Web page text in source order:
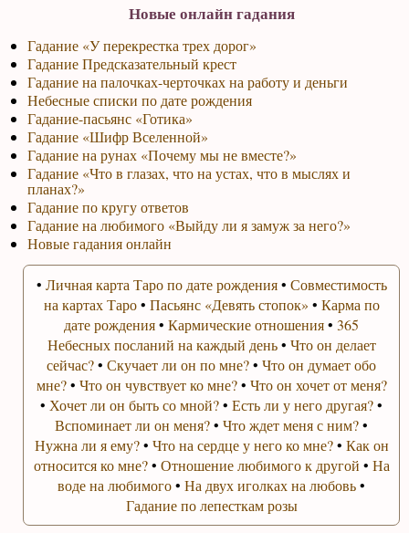
Новые онлайн гадания
Гадание «У перекрестка трех дорог»
Гадание Предсказательный крест
Гадание на палочках-черточках на работу и деньги
Небесные списки по дате рождения
Гадание-пасьянс «Готика»
Гадание «Шифр Вселенной»
Гадание на рунах «Почему мы не вместе?»
Гадание «Что в глазах, что на устах, что в мыслях и
планах?»
Гадание по кругу ответов
Гадание на любимого «Выйду ли я замуж за него?»
Новые гадания онлайн
• Личная карта Таро по дате рождения• Совместимость
на картах Таро• Пасьянс «Девять стопок» • Карма по
дате рождения•Кармические отношения•365
Небесных посланий на каждый день• Что он делает
сейчас?•Скучает ли он по мне?•Что он думает обо
мне?• Что он чувствует ко мне?• Что он хочет от меня?
• Хочет ли он быть со мной?•Есть ли у него другая?•
Вспоминает ли он меня?•Что ждет меня с ним?•
Нужна ли я ему?• Что на сердце у него ко мне?• Как он
относится ко мне?• Отношение любимого к другой • На
воде на любимого•На двух иголках на любовь•
Гадание по лепесткам розы